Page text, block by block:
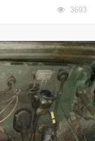
3693